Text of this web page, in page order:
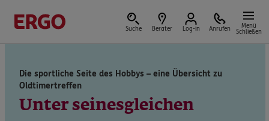
Suche Berater Log-in Anrufen
Menü
Schließen
Versicherungen & Finanzen
Die sportliche Seite des Hobbys – eine Übersicht zu
Oldtimertreffen
Unter seinesgleichen